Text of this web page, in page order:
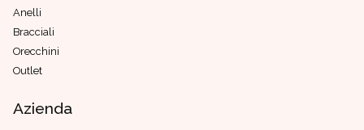
Anelli
Bracciali
Orecchini
Outlet
Azienda